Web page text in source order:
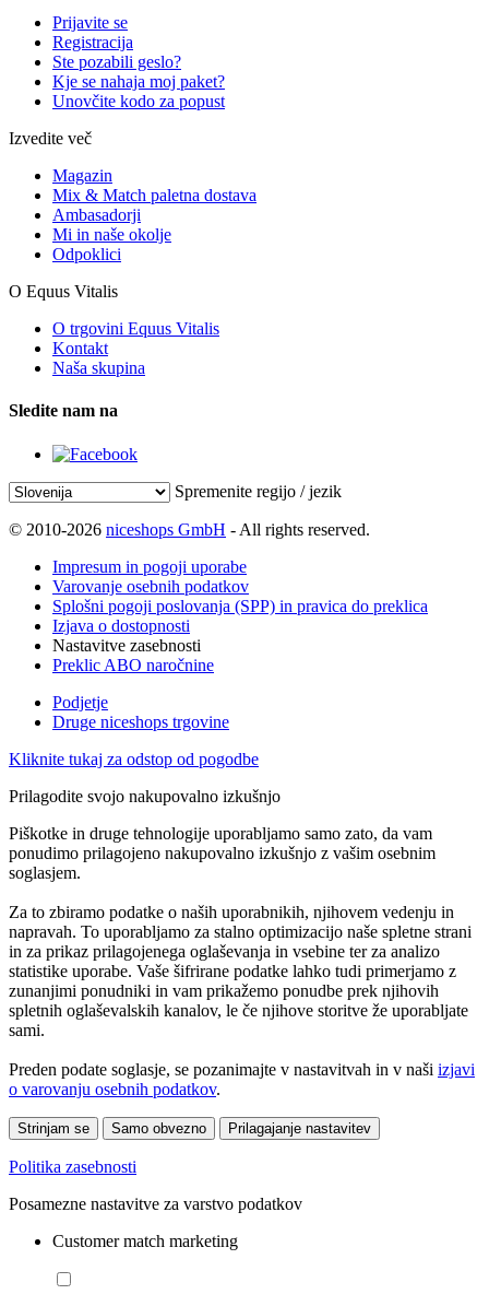
Prijavite se
Registracija
Ste pozabili geslo?
Kje se nahaja moj paket?
Unovčite kodo za popust
Izvedite več
Magazin
Mix & Match paletna dostava
Ambasadorji
Mi in naše okolje
Odpoklici
O Equus Vitalis
O trgovini Equus Vitalis
Kontakt
Naša skupina
Sledite nam na
Spremenite regijo / jezik
© 2010-2026 niceshops GmbH - All rights reserved.
Impresum in pogoji uporabe
Varovanje osebnih podatkov
Splošni pogoji poslovanja (SPP) in pravica do preklica
Izjava o dostopnosti
Nastavitve zasebnosti
Preklic ABO naročnine
Podjetje
Druge niceshops trgovine
Kliknite tukaj za odstop od pogodbe
Prilagodite svojo nakupovalno izkušnjo
Piškotke in druge tehnologije uporabljamo samo zato, da vam
ponudimo prilagojeno nakupovalno izkušnjo z vašim osebnim
soglasjem.
Za to zbiramo podatke o naših uporabnikih, njihovem vedenju in
napravah. To uporabljamo za stalno optimizacijo naše spletne strani
in za prikaz prilagojenega oglaševanja in vsebine ter za analizo
statistike uporabe. Vaše šifrirane podatke lahko tudi primerjamo z
zunanjimi ponudniki in vam prikažemo ponudbe prek njihovih
spletnih oglaševalskih kanalov, le če njihove storitve že uporabljate
sami.
Preden podate soglasje, se pozanimajte v nastavitvah in v naši izjavi
o varovanju osebnih podatkov.
Strinjam se Samo obvezno Prilagajanje nastavitev
Politika zasebnosti
Posamezne nastavitve za varstvo podatkov
Customer match marketing